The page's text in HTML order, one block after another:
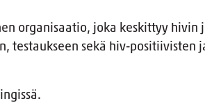
organisaatio, joka keskittyy hivin
testaukseen sekä hiv-positiivisten